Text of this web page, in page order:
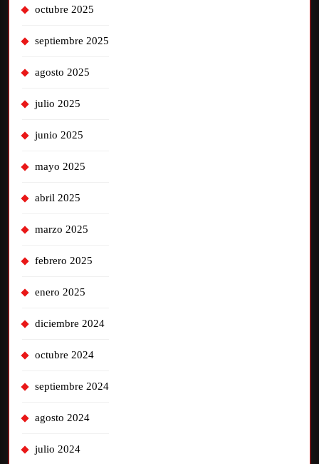
octubre 2025
septiembre 2025
agosto 2025
julio 2025
junio 2025
mayo 2025
abril 2025
marzo 2025
febrero 2025
enero 2025
diciembre 2024
octubre 2024
septiembre 2024
agosto 2024
julio 2024